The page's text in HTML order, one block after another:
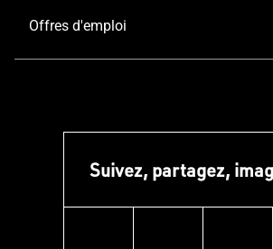
Offres d'emploi
Suivez, partagez,